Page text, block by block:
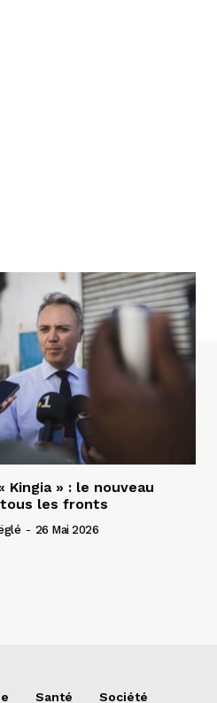
Kingia » : le nouveau
les fronts
- 26 Mai 2026
Santé
Société